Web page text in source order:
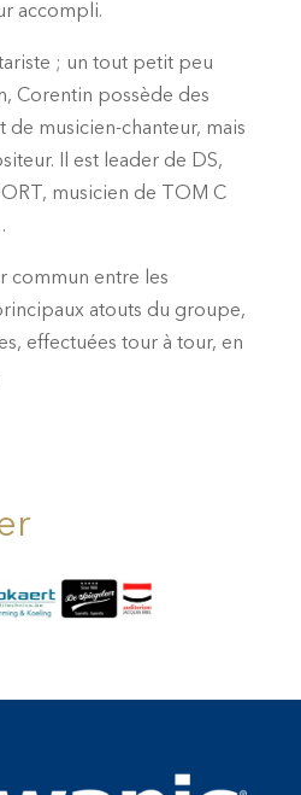
accompli.
; un tout petit peu
Corentin possède des
de musicien-chanteur, mais
Il est leader de DS,
musicien de TOM C
commun entre les
atouts du groupe,
effectuées tour à tour, en